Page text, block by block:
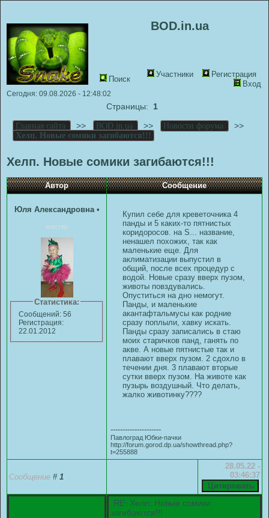
BOD.in.ua
Поиск
Участники
Регистрация
Вход
Сегодня: 09.08.2026 - 12:48:02
Страницы: 1
Главная сайта >> BOD.in.ua >> Новости форума >>
Хелп. Новые сомики загибаются!!!
Хелп. Новые сомики загибаются!!!
Автор Сообщение
Юля Александровна •
мастер
Статистика:
Сообщений: 56
Регистрация:
22.01.2012
Купил себе для креветочника 4
панды и 5 каких-то пятнистых
коридоросов. на S... название,
ненашел похожих, так как
маленькие еще. Для
аклиматизации выпустил в
общий, после всех процедур с
водой. Новые сразу вверх пузом,
животы повздувались.
Опуститься на дно немогут.
Панды, и маленькие
акантафтальмусы как родние
сразу поплыли, хавку искать.
Панды сразу записались в стаю
моих старичков панд, ганять по
акве. А новые пятнистые так и
плавают вверх пузом. 2 сдохло в
течении дня. 3 плавают вторые
сутки вверх пузом. На животе как
пузырь воздушный. Что делать,
жалко животинку????
---------------------
Павлоград Юбки-пачки
http://forum.gorod.dp.ua/showthread.php?
t=255888
Сообщение # 1
28.05.22 -
03:46:37
RE: Хелп. Новые сомики
загибаются!!!